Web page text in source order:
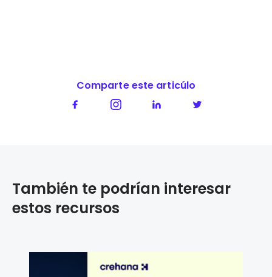
Comparte este articúlo
También te podrían interesar
estos recursos